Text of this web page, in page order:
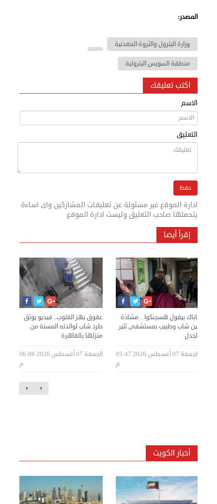
المصدر:
وزارة البترول والثروة المعدنية
منطقة السويس البترولية
اكتب تعليقك
الاسم
التعليق
ادارة الموقع غير مسئولة عن تعليقات المشاركين واى اساءة
يتحملها صاحب التعليق وليست ادارة الموقع
إقرأ أيضا
عقوق يهز القلوب.. فيديو يوثق
طرد شاب لوالدته المسنة من
منزلها بالقاهرة
الجمعة 07 أغسطس 2026 06:08
م
باباك بيقول هسجنكوا .. مشادة
بين شاب وطبيب بمستشفى تثير
الجدل
الجمعة 07 أغسطس 2026 05:47
م
أخبار الكويت